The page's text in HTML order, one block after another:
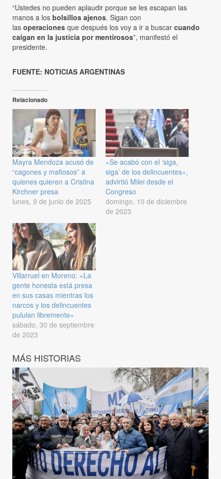
“Ustedes no pueden aplaudir porque se les escapan las
manos a los bolsillos ajenos. Sigan con
las operaciones que después los voy a ir a buscar cuando
caigan en la justicia por mentirosos”, manifestó el
presidente.
FUENTE: NOTICIAS ARGENTINAS
Relacionado
Mayra Mendoza acusó de
“cagones y mafiosos” a
quienes quieren a Cristina
Kirchner presa
lunes, 9 de junio de 2025
«Se acabó con el ‘siga,
siga’ de los delincuentes»,
advirtió Milei desde el
Congreso
domingo, 10 de diciembre
de 2023
Villarruel en Moreno: «La
gente honesta está presa
en sus casas mientras los
narcos y los delincuentes
pululan libremente»
sábado, 30 de septiembre
de 2023
MÁS HISTORIAS